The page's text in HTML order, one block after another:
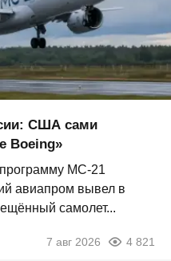
США сами
Boeing»
МС-21
авиапром вывел в
самолет...
7 авг 2026 4 821